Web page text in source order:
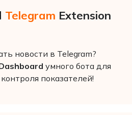
Telegram Extension
новости в Telegram?
умного бота для
показателей!